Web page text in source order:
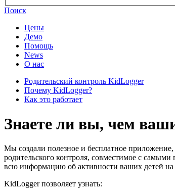
Поиск
Цены
Демо
Помощь
News
О нас
Родительский контроль KidLogger
Почему KidLogger?
Как это работает
Знаете ли вы, чем
Мы создали полезное и бесплатное
родительского контроля, совместимое с
всю информацию об активности ваших детей
KidLogger позволяет узнать: